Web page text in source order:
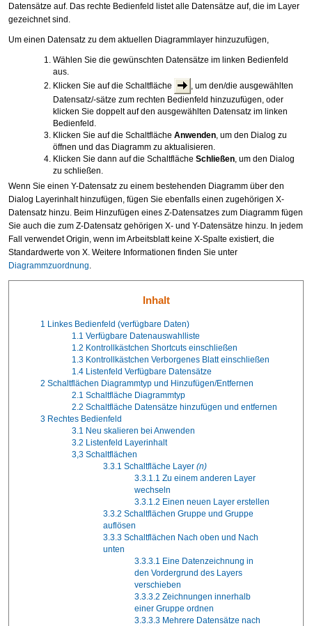
Datensätze auf. Das rechte Bedienfeld listet alle Datensätze auf, die im Layer
gezeichnet sind.
Um einen Datensatz zu dem aktuellen Diagrammlayer hinzuzufügen,
Wählen Sie die gewünschten Datensätze im linken Bedienfeld
aus.
Klicken Sie auf die Schaltfläche
, um den/die ausgewählten
Datensatz/-sätze zum rechten Bedienfeld hinzuzufügen, oder
klicken Sie doppelt auf den ausgewählten Datensatz im linken
Bedienfeld.
Klicken Sie auf die Schaltfläche Anwenden, um den Dialog zu
öffnen und das Diagramm zu aktualisieren.
Klicken Sie dann auf die Schaltfläche Schließen, um den Dialog
zu schließen.
Wenn Sie einen Y-Datensatz zu einem bestehenden Diagramm über den
Dialog Layerinhalt hinzufügen, fügen Sie ebenfalls einen zugehörigen X-
Datensatz hinzu. Beim Hinzufügen eines Z-Datensatzes zum Diagramm fügen
Sie auch die zum Z-Datensatz gehörigen X- und Y-Datensätze hinzu. In jedem
Fall verwendet Origin, wenn im Arbeitsblatt keine X-Spalte existiert, die
Standardwerte von X. Weitere Informationen finden Sie unter
Diagrammzuordnung.
Inhalt
1 Linkes Bedienfeld (verfügbare Daten)
1.1 Verfügbare Datenauswahlliste
1.2 Kontrollkästchen Shortcuts einschließen
1.3 Kontrollkästchen Verborgenes Blatt einschließen
1.4 Listenfeld Verfügbare Datensätze
2 Schaltflächen Diagrammtyp und Hinzufügen/Entfernen
2.1 Schaltfläche Diagrammtyp
2.2 Schaltfläche Datensätze hinzufügen und entfernen
3 Rechtes Bedienfeld
3.1 Neu skalieren bei Anwenden
3.2 Listenfeld Layerinhalt
3,3 Schaltflächen
3.3.1 Schaltfläche Layer (n)
3.3.1.1 Zu einem anderen Layer
wechseln
3.3.1.2 Einen neuen Layer erstellen
3.3.2 Schaltflächen Gruppe und Gruppe
auflösen
3.3.3 Schaltflächen Nach oben und Nach
unten
3.3.3.1 Eine Datenzeichnung in
den Vordergrund des Layers
verschieben
3.3.3.2 Zeichnungen innerhalb
einer Gruppe ordnen
3.3.3.3 Mehrere Datensätze nach